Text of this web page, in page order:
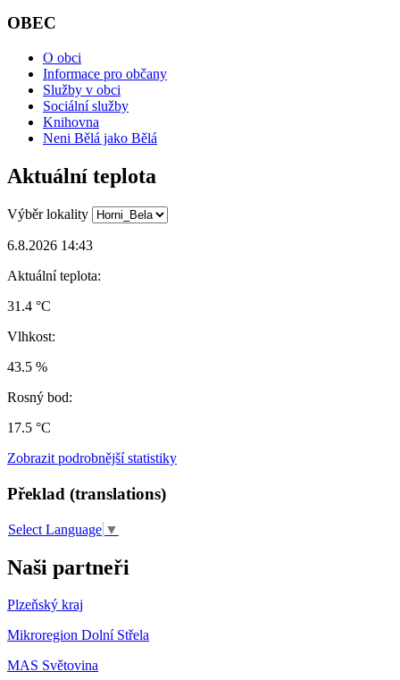
OBEC
O obci
Informace pro občany
Služby v obci
Sociální služby
Knihovna
Neni Bělá jako Bělá
Aktuální teplota
Výběr lokality
6.8.2026 14:43
Aktuální teplota:
31.4 °C
Vlhkost:
43.5 %
Rosný bod:
17.5 °C
Zobrazit podrobnější statistiky
Překlad (translations)
Select Language ▼
Naši partneři
Plzeňský kraj
Mikroregion Dolní Střela
MAS Světovina